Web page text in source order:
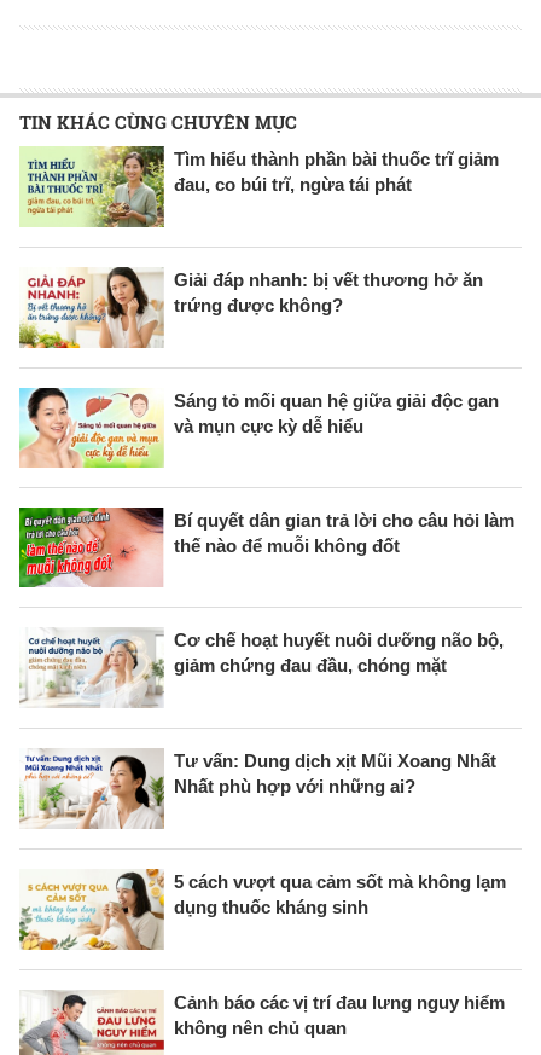
TIN KHÁC CÙNG CHUYÊN MỤC
Tìm hiểu thành phần bài thuốc trĩ giảm
đau, co búi trĩ, ngừa tái phát
Giải đáp nhanh: bị vết thương hở ăn
trứng được không?
Sáng tỏ mối quan hệ giữa giải độc gan
và mụn cực kỳ dễ hiểu
Bí quyết dân gian trả lời cho câu hỏi làm
thế nào để muỗi không đốt
Cơ chế hoạt huyết nuôi dưỡng não bộ,
giảm chứng đau đầu, chóng mặt
Tư vấn: Dung dịch xịt Mũi Xoang Nhất
Nhất phù hợp với những ai?
5 cách vượt qua cảm sốt mà không lạm
dụng thuốc kháng sinh
Cảnh báo các vị trí đau lưng nguy hiểm
không nên chủ quan